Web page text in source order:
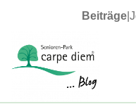
Beiträge|